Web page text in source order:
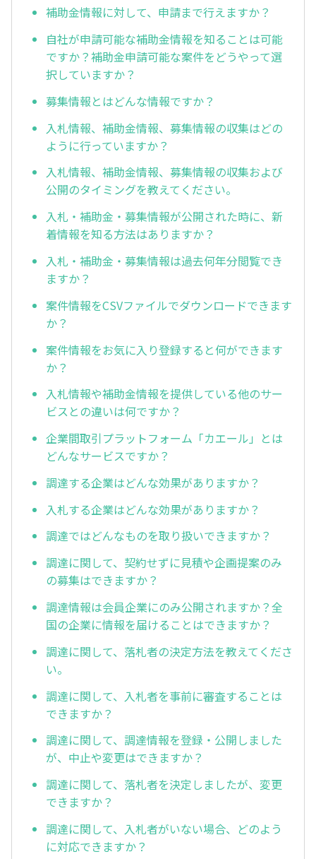
補助金情報に対して、申請まで行えますか？
自社が申請可能な補助金情報を知ることは可能
ですか？補助金申請可能な案件をどうやって選
択していますか？
募集情報とはどんな情報ですか？
入札情報、補助金情報、募集情報の収集はどの
ように行っていますか？
入札情報、補助金情報、募集情報の収集および
公開のタイミングを教えてください。
入札・補助金・募集情報が公開された時に、新
着情報を知る方法はありますか？
入札・補助金・募集情報は過去何年分閲覧でき
ますか？
案件情報をCSVファイルでダウンロードできます
か？
案件情報をお気に入り登録すると何ができます
か？
入札情報や補助金情報を提供している他のサー
ビスとの違いは何ですか？
企業間取引プラットフォーム「カエール」とは
どんなサービスですか？
調達する企業はどんな効果がありますか？
入札する企業はどんな効果がありますか？
調達ではどんなものを取り扱いできますか？
調達に関して、契約せずに見積や企画提案のみ
の募集はできますか？
調達情報は会員企業にのみ公開されますか？全
国の企業に情報を届けることはできますか？
調達に関して、落札者の決定方法を教えてくださ
い。
調達に関して、入札者を事前に審査することは
できますか？
調達に関して、調達情報を登録・公開しました
が、中止や変更はできますか？
調達に関して、落札者を決定しましたが、変更
できますか？
調達に関して、入札者がいない場合、どのよう
に対応できますか？